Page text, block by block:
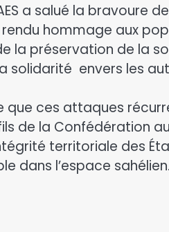
a salué la bravoure
hommage aux
la préservation de la
solidarité envers les
que ces attaques
de la Confédération
territoriale des
dans l’espace sahélien.